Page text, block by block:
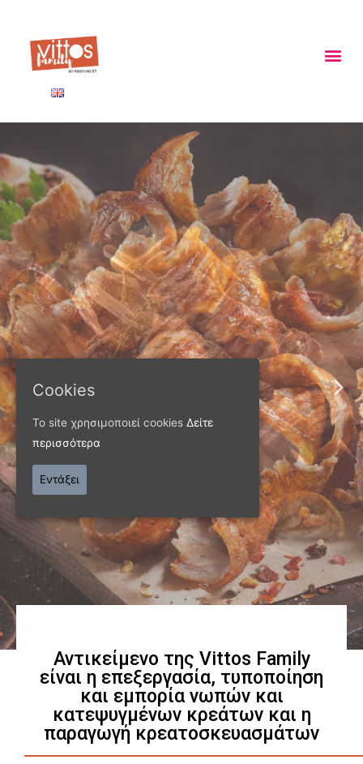
ΠΑΝΩ ΑΠΟ 40 ΧΡΟΝΙΑ
Παράγουμε προϊόντα
Γνωρίστε μας
Αντικείμενο της Vittos Family
είναι η επεξεργασία, τυποποίηση
και εμπορία νωπών και
κατεψυγμένων κρεάτων και η
παραγωγή κρεατοσκευασμάτων
Cookies
Το site χρησιμοποιεί cookies Δείτε
περισσότερα
Εντάξει